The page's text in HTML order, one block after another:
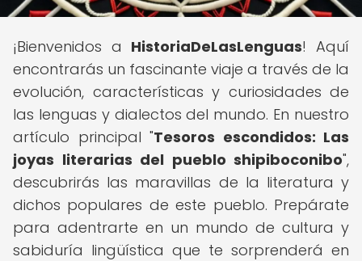
¡Bienvenidos a HistoriaDeLasLenguas! Aquí
encontrarás un fascinante viaje a través de la
evolución, características y curiosidades de
las lenguas y dialectos del mundo. En nuestro
artículo principal "Tesoros escondidos: Las
joyas literarias del pueblo shipiboconibo",
descubrirás las maravillas de la literatura y
dichos populares de este pueblo. Prepárate
para adentrarte en un mundo de cultura y
sabiduría lingüística que te sorprenderá en